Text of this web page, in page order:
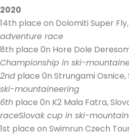
2020
14th place on Dolomiti Super
adventure race
8th place 0n Hore Dole
Championship in ski-
2nd place 0n Strungami Osnice,
ski-mountaineering
6th place 0n K2 Mala Fatra,
raceSlovak cup in ski-
1st place on Swimrun Czech